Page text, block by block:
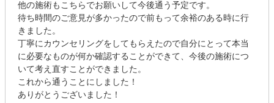
他の施術もこちらでお願いして今後通う予定です。
待ち時間のご意見が多かったので前もって余裕のある時に行
きました。
丁寧にカウンセリングをしてもらえたので自分にとって本当
に必要なものが何か確認することができて、今後の施術につ
いて考え直すことができました。
これから通うことにしました！
ありがとうございました！